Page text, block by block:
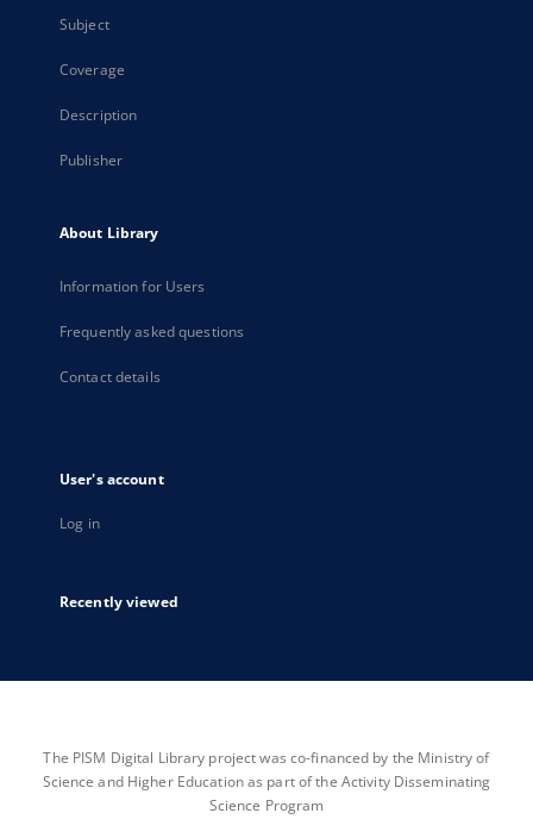
Subject
Coverage
Description
Publisher
About Library
Information for Users
Frequently asked questions
Contact details
User's account
Log in
Recently viewed
The PISM Digital Library project was co-financed by the Ministry of
Science and Higher Education as part of the Activity Disseminating
Science Program